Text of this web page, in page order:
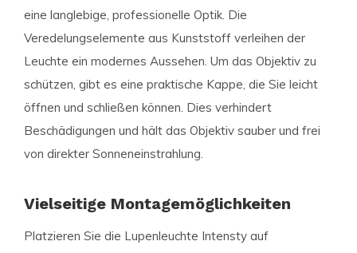
eine langlebige, professionelle Optik. Die
Veredelungselemente aus Kunststoff verleihen der
Leuchte ein modernes Aussehen. Um das Objektiv zu
schützen, gibt es eine praktische Kappe, die Sie leicht
öffnen und schließen können. Dies verhindert
Beschädigungen und hält das Objektiv sauber und frei
von direkter Sonneneinstrahlung.
Vielseitige Montagemöglichkeiten
Platzieren Sie die Lupenleuchte Intensty auf